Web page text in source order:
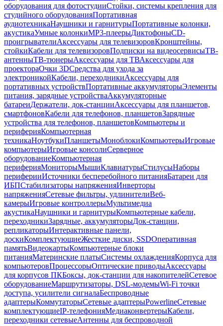
оборудования для фотостудииСтойки, системы крепления для
студийного оборудованияПортативная
аудиотехникаНаушники и гарнитурыПортативные колонки,
акустикаУмные колонкиMP3-плеерыДиктофоныCD-
проигрывателиАксессуары для телевизоровКронштейны,
стойкиКабели для телевизоровПодписки на видеосервисыТВ-
антенныТВ-тюнерыАксессуары для ТВАксессуары для
проектораОчки 3DСредства для ухода за
электроникойКабели, переходникиАксессуары для
портативных устройствПортативные аккумуляторыЭлементы
питания, зарядные устройстваАккумуляторные
батареиДержатели, док-станцииАксессуары для планшетов,
смартфоновКабели для телефонов, планшетовЗарядные
устройства для телефонов, планшетовКомпьютеры и
периферияКомпьютерная
техникаНоутбукиПланшетыМоноблокиКомпьютерыИгровые
компьютерыИгровые консолиСерверное
оборудованиеКомпьютерная
периферияМониторыМышиКлавиатурыСтилусыНаборы
периферииИсточники бесперебойного питанияБатареи для
ИБПСтабилизаторы напряженияИнверторы
напряженияСетевые фильтры, удлинителиВеб-
камерыИгровые контроллерыМультимедиа
акустикаНаушники и гарнитурыКомпьютерные кабели,
переходникиЗарядные, аккумуляторыДок-станции,
репликаторыИнтерактивные панели,
доскиКомплектующиеЖесткие диски, SSDОперативная
памятьВидеокартыКомпьютерные блоки
питанияМатеринские платыСистемы охлажденияКорпуса для
компьютеровПроцессорыОптические приводыАксессуары
для корпусов ПКБоксы, док-станции для накопителейСетевое
оборудованиеМаршрутизаторы, DSL-модемыWi-Fi точки
доступа, усилители сигналаБеспроводные
адаптерыКоммутаторыСетевые адаптерыPowerlineСетевые
комплектующиеIP-телефонияМедиаконвертерыКабели,
переходники сетевыеАнтенны для беспроводной